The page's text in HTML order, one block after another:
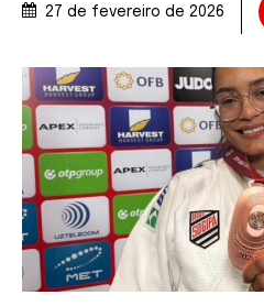
27 de fevereiro de 2026